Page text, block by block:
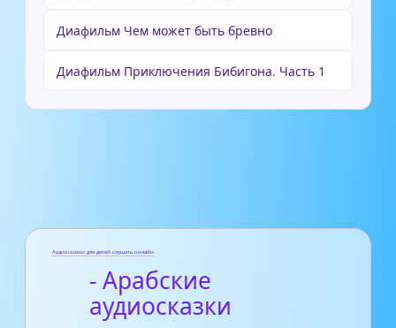
Диафильм Чем может быть бревно
Диафильм Приключения Бибигона. Часть 1
Аудиосказки для детей слушать онлайн
- Арабские
аудиосказки